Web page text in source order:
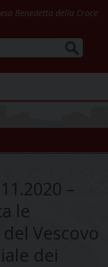
Benedetta della Croce
–
le
Vescovo
dei